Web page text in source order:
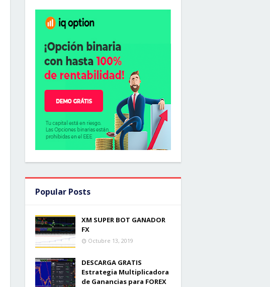
Popular Posts
XM SUPER BOT GANADOR
FX
Octubre 13, 2019
DESCARGA GRATIS
Estrategia Multiplicadora
de Ganancias para FOREX